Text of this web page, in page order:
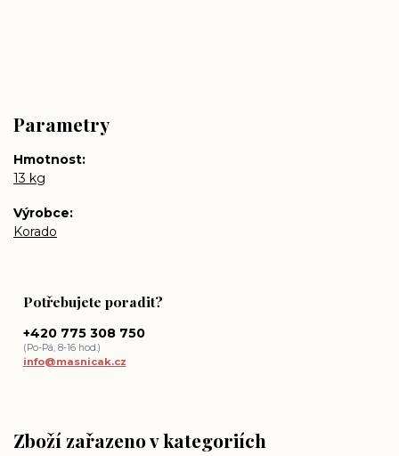
Parametry
Hmotnost
13 kg
Výrobce
Korado
Zboží zařazeno v kategoriích
Potřebujete poradit?
+420 775 308 750
(Po-Pá, 8-16 hod.)
info@masnicak.cz